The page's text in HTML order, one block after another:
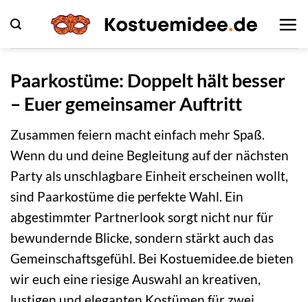
Inhalt
springen
Paarkostüme: Doppelt hält besser
– Euer gemeinsamer Auftritt
Zusammen feiern macht einfach mehr Spaß.
Wenn du und deine Begleitung auf der nächsten
Party als unschlagbare Einheit erscheinen wollt,
sind Paarkostüme die perfekte Wahl. Ein
abgestimmter Partnerlook sorgt nicht nur für
bewundernde Blicke, sondern stärkt auch das
Gemeinschaftsgefühl. Bei Kostuemidee.de bieten
wir euch eine riesige Auswahl an kreativen,